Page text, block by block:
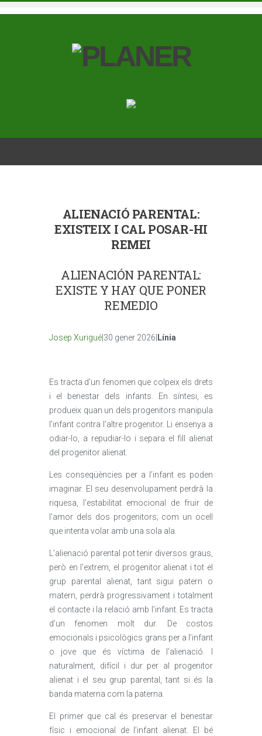
ALIENACIÓ PARENTAL:
EXISTEIX I CAL POSAR-HI
REMEI
ALIENACIÓN PARENTAL:
EXISTE Y HAY QUE PONER
REMEDIO
Josep Xurigué |30 gener 2026| Línia
Es tracta d’un fenomen que colpeix els drets
i el benestar dels infants. En síntesi, es
produeix quan un dels progenitors manipula
l’infant contra l’altre progenitor. Li ensenya a
odiar-lo, a repudiar-lo i separa el fill alienat
del progenitor alienat.
Les conseqüències per a l’infant es poden
imaginar. El seu desenvolupament perdrà la
riquesa, l’estabilitat emocional de fruir de
l’amor dels dos progenitors; com un ocell
que intenta volar amb una sola ala.
L’alienació parental pot tenir diversos graus,
però en l’extrem, el progenitor alienat i tot el
grup parental alienat, tant sigui patern o
matern, perdrà progressivament i totalment
el contacte i la relació amb l’infant. Es tracta
d’un fenomen molt dur. De costos
emocionals i psicològics grans per a l’infant
o jove que és víctima de l’alienació. I
naturalment, difícil i dur per al progenitor
alienat i el seu grup parental, tant si és la
banda materna com la paterna.
El primer que cal és preservar el benestar
físic i emocional de l’infant alienat. El bé